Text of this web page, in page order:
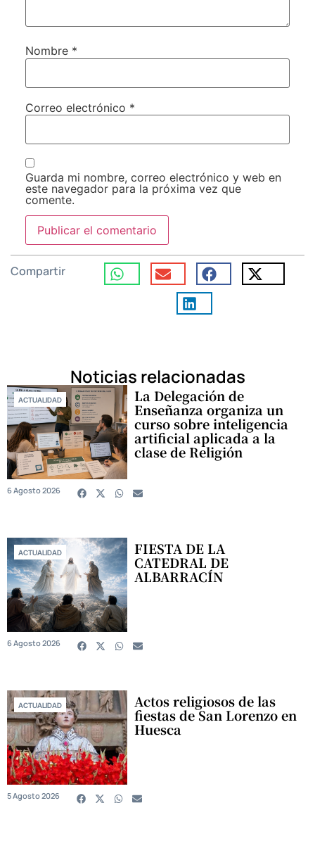
Nombre *
Correo electrónico *
Guarda mi nombre, correo electrónico y web en
este navegador para la próxima vez que
comente.
Compartir
Noticias relacionadas
ACTUALIDAD La Delegación de
Enseñanza organiza un
curso sobre inteligencia
artificial aplicada a la
clase de Religión
6 Agosto 2026
ACTUALIDAD FIESTA DE LA
CATEDRAL DE
ALBARRACÍN
6 Agosto 2026
ACTUALIDAD Actos religiosos de las
fiestas de San Lorenzo en
Huesca
5 Agosto 2026